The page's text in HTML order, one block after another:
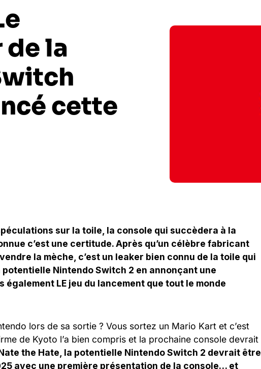
de la
cette
sur la toile, la console qui succèdera à la
c’est une certitude. Après qu’un célèbre fabricant
la mèche, c’est un leaker bien connu de la toile qui
Nintendo Switch 2 en annonçant une
également LE jeu du lancement que tout le monde
lors de sa sortie ? Vous sortez un Mario Kart et c’est
de Kyoto l’a bien compris et la prochaine console devrait
the Hate, la potentielle Nintendo Switch 2 devrait être
avec une première présentation de la console… et